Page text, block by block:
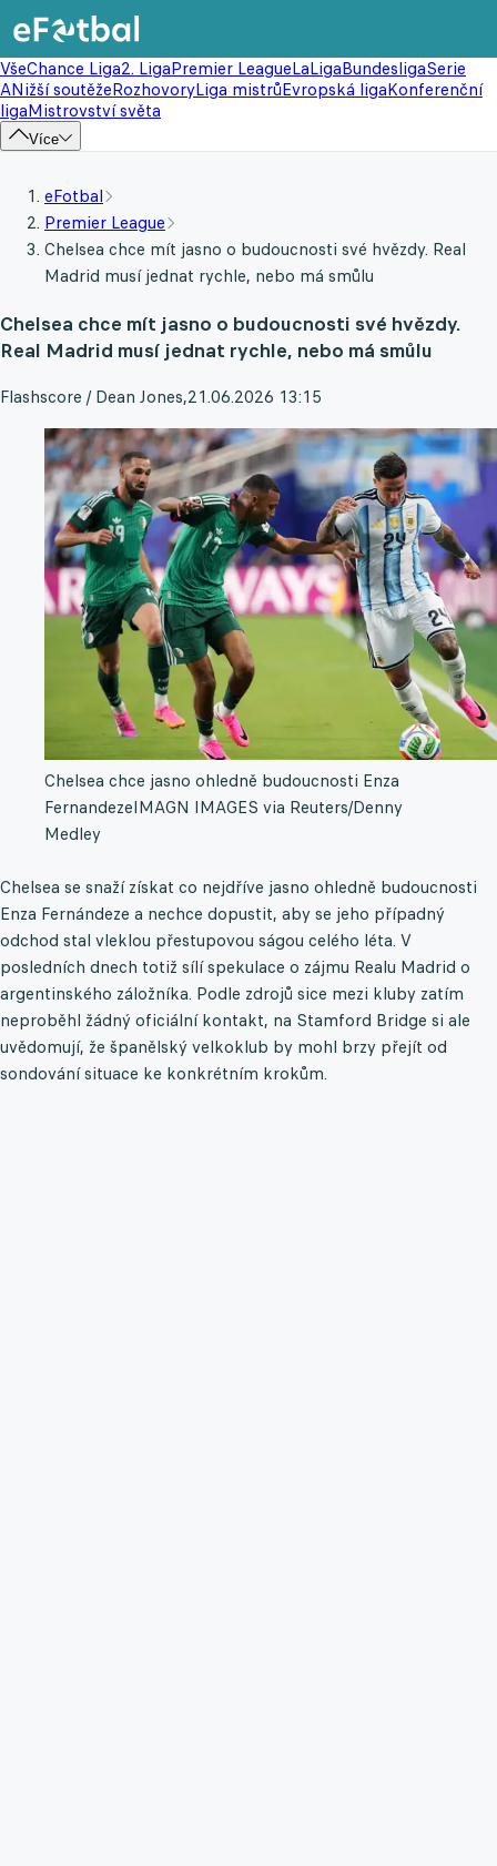
VšeChance Liga2. LigaPremier LeagueLaLigaBundesligaSerie
ANižší soutěžeRozhovoryLiga mistrůEvropská ligaKonferenční
ligaMistrovství světa
Více
eFotbal
Premier League
Chelsea chce mít jasno o budoucnosti své hvězdy. Real
Madrid musí jednat rychle, nebo má smůlu
Chelsea chce mít jasno o budoucnosti své hvězdy.
Real Madrid musí jednat rychle, nebo má smůlu
Flashscore / Dean Jones,21.06.2026 13:15
Chelsea chce jasno ohledně budoucnosti Enza
FernandezeIMAGN IMAGES via Reuters/Denny
Medley
Chelsea se snaží získat co nejdříve jasno ohledně budoucnosti
Enza Fernándeze a nechce dopustit, aby se jeho případný
odchod stal vleklou přestupovou ságou celého léta. V
posledních dnech totiž sílí spekulace o zájmu Realu Madrid o
argentinského záložníka. Podle zdrojů sice mezi kluby zatím
neproběhl žádný oficiální kontakt, na Stamford Bridge si ale
uvědomují, že španělský velkoklub by mohl brzy přejít od
sondování situace ke konkrétním krokům.